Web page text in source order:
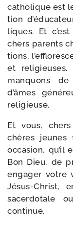
catho­lique est
tion
liques. Et
chers parents
tions,
et reli­gieuses.
man­quons
d’âmes
religieuse.
Et vous,
chères jeunes
occa­sion, qu’il
Bon Dieu, de
enga­ger votre
Jésus-​Christ,
sacer­do­tale
continue.